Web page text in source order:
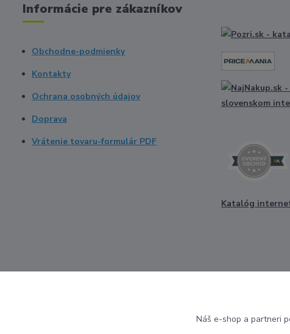
Informácie pre zákazníkov
Obchodne-podmienky
Kontakty
Ochrana osobných údajov
Doprava
Vrátenie tovaru-formulár PDF
Katalóg
Náš e-shop a partneri